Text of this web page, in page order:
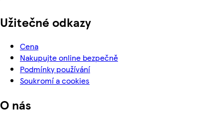
Užitečné odkazy
Cena
Nakupujte online bezpečně
Podmínky používání
Soukromí a cookies
O nás